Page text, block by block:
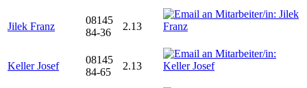
Jilek Franz
08145
84-36
2.13
Keller Josef
08145
84-65
2.13